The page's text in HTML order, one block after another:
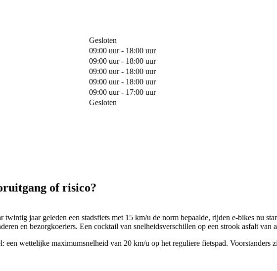
Gesloten
09:00 uur - 18:00 uur
09:00 uur - 18:00 uur
09:00 uur - 18:00 uur
09:00 uur - 18:00 uur
09:00 uur - 17:00 uur
Gesloten
of risico?
jaar geleden een stadsfiets met 15 km/u de norm bepaalde, rijden e-bikes nu
en bezorgkoeriers. Een cocktail van snelheidsverschillen op een strook asfalt van
wettelijke maximumsnelheid van 20 km/u op het reguliere fietspad. Voorstanders